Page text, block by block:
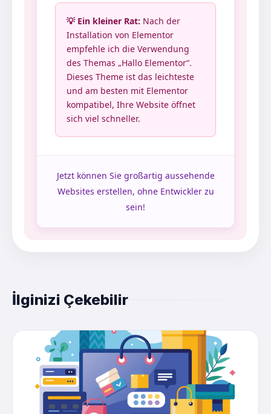
💡 Ein kleiner Rat: Nach der
Installation von Elementor
empfehle ich die Verwendung
des Themas „Hallo Elementor“.
Dieses Theme ist das leichteste
und am besten mit Elementor
kompatibel, Ihre Website öffnet
sich viel schneller.
Jetzt können Sie großartig aussehende
Websites erstellen, ohne Entwickler zu
sein!
İlginizi Çekebilir